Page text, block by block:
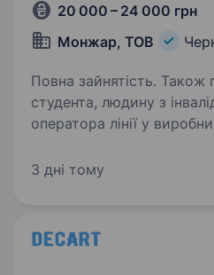
20 000 – 24 000 грн
Монжар, ТОВ
Повна зайнятість. Також
студента, людину з
оператора лінії у
Вимоги: Повна зайнятість; Пунктуальність,
3 дні тому